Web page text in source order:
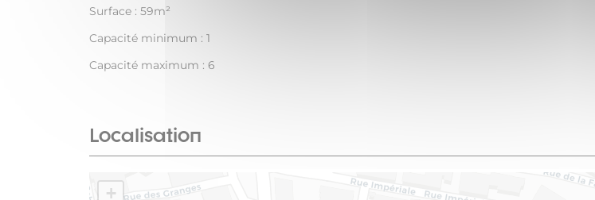
Surface : 59m²
Capacité minimum : 1
Capacité maximum : 6
Localisation
+